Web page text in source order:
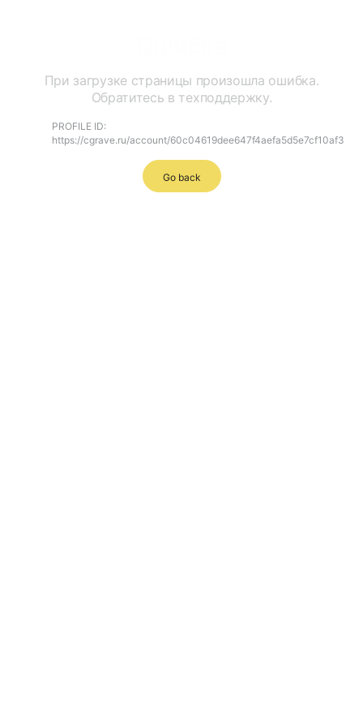
При загрузке страницы произошла ошибка.
Обратитесь в техподдержку.
PROFILE ID:
https://cgrave.ru/account/60c04619dee647f4aefa5d5e7cf10af3
Go back